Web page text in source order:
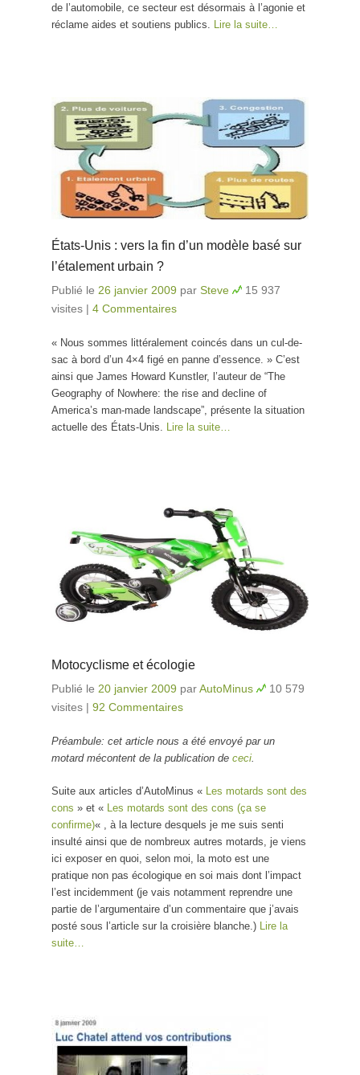
de l’automobile, ce secteur est désormais à l’agonie et
réclame aides et soutiens publics. Lire la suite…
États-Unis : vers la fin d’un modèle basé sur
l’étalement urbain ?
Publié le 26 janvier 2009 par Steve
15 937
visites | 4 Commentaires
« Nous sommes littéralement coincés dans un cul-de-
sac à bord d’un 4×4 figé en panne d’essence. » C’est
ainsi que James Howard Kunstler, l’auteur de “The
Geography of Nowhere: the rise and decline of
America’s man-made landscape”, présente la situation
actuelle des États-Unis. Lire la suite…
Motocyclisme et écologie
Publié le 20 janvier 2009 parAutoMinus
10 579
visites | 92 Commentaires
Préambule: cet article nous a été envoyé par un
motard mécontent de la publication de ceci
Suite aux articles d’AutoMinus «
Les motards sont des
cons » et «
Les motards sont des cons (ça se
confirme)« , à la lecture desquels je me suis senti
insulté ainsi que de nombreux autres motards, je viens
ici exposer en quoi, selon moi, la moto est une
pratique non pas écologique en soi mais dont l’impact
l’est incidemment (je vais notamment reprendre une
partie de l’argumentaire d’un commentaire que j’avais
posté sous l’article sur la croisière blanche.)
Lire la
suite…